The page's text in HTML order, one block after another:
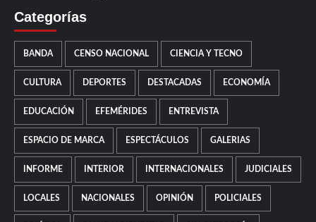
Categorías
BANDA CENSO NACIONAL CIENCIA Y TECNO
CULTURA DEPORTES DESTACADAS ECONOMÍA
EDUCACIÓN EFEMÉRIDES ENTREVISTA
ESPACIO DE MARCA ESPECTÁCULOS GALERIAS
INFORME INTERIOR INTERNACIONALES JUDICIALES
LOCALES NACIONALES OPINIÓN POLICIALES